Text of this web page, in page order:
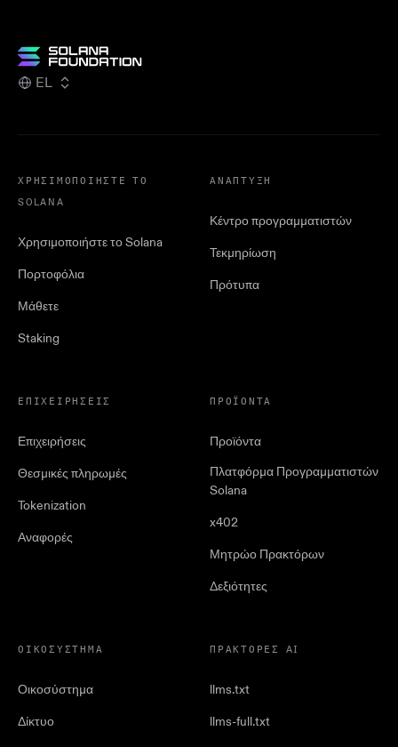
EL
ΧΡΗΣΙΜΟΠΟΙΉΣΤΕ ΤΟ
SOLANA
Χρησιμοποιήστε το Solana
Πορτοφόλια
Μάθετε
Staking
ΑΝΆΠΤΥΞΗ
Κέντρο προγραμματιστών
Τεκμηρίωση
Πρότυπα
ΕΠΙΧΕΙΡΉΣΕΙΣ
Επιχειρήσεις
Θεσμικές πληρωμές
Tokenization
Αναφορές
ΠΡΟΪΌΝΤΑ
Προϊόντα
Πλατφόρμα Προγραμματιστών
Solana
x402
Μητρώο Πρακτόρων
Δεξιότητες
ΟΙΚΟΣΎΣΤΗΜΑ
Οικοσύστημα
Δίκτυο
ΠΡΆΚΤΟΡΕΣ AI
llms.txt
llms-full.txt